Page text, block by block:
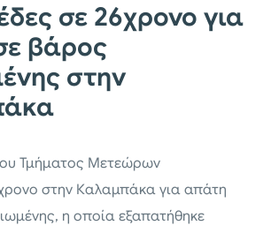
σε 26χρονο για
βάρος
στην
Τμήματος Μετεώρων
στην Καλαμπάκα για απάτη
η οποία εξαπατήθηκε